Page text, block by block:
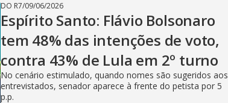
DO R7/09/06/2026
Espírito Santo: Flávio Bolsonaro
tem 48% das intenções de voto,
contra 43% de Lula em 2º turno
No cenário estimulado, quando nomes são sugeridos aos
entrevistados, senador aparece à frente do petista por 5
p.p.